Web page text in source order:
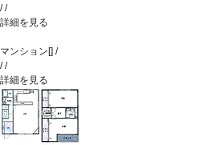
//
詳細を見る
マンション[] /
//
詳細を見る